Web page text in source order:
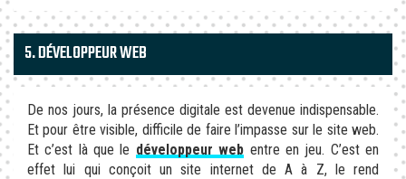
5. DÉVELOPPEUR WEB
De nos jours, la présence digitale est devenue indispensable.
Et pour être visible, difficile de faire l’impasse sur le site web.
Et c’est là que le développeur web entre en jeu. C’est en
effet lui qui conçoit un site internet de A à Z, le rend